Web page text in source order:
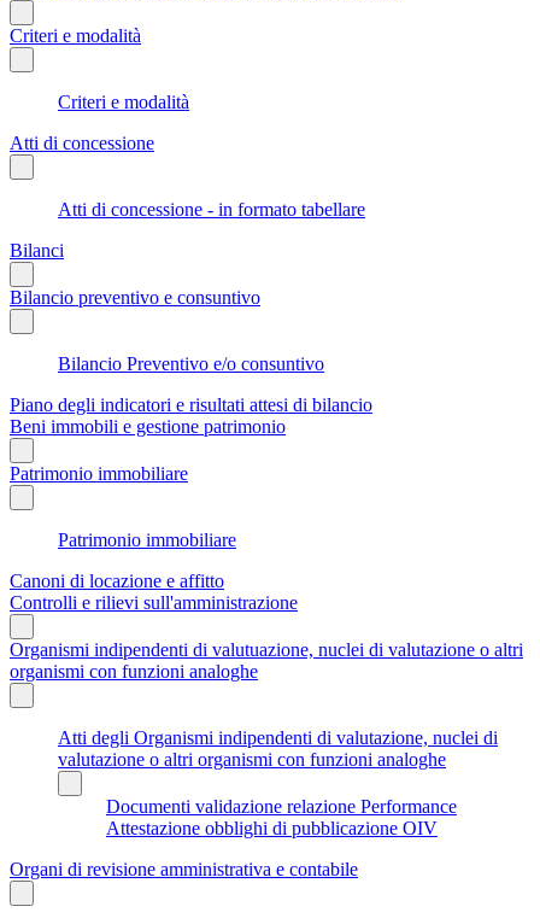
Criteri e modalità
Criteri e modalità
Atti di concessione
Atti di concessione - in formato tabellare
Bilanci
Bilancio preventivo e consuntivo
Bilancio Preventivo e/o consuntivo
Piano degli indicatori e risultati attesi di bilancio
Beni immobili e gestione patrimonio
Patrimonio immobiliare
Patrimonio immobiliare
Canoni di locazione e affitto
Controlli e rilievi sull'amministrazione
Organismi indipendenti di valutuazione, nuclei di valutazione o altri
organismi con funzioni analoghe
Atti degli Organismi indipendenti di valutazione, nuclei di
valutazione o altri organismi con funzioni analoghe
Documenti validazione relazione Performance
Attestazione obblighi di pubblicazione OIV
Organi di revisione amministrativa e contabile